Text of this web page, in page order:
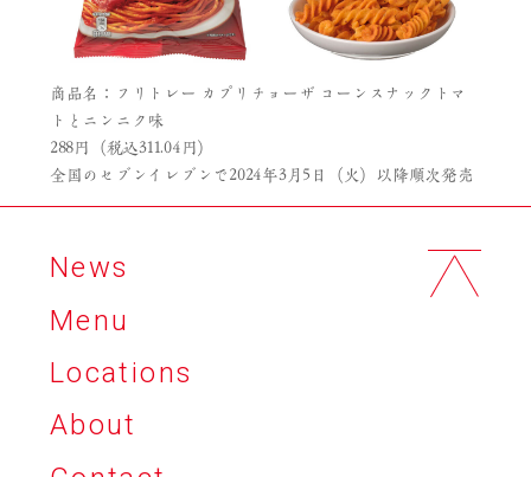
商品名：フリトレー カプリチョーザ コーンスナックトマ
トとニンニク味
288円（税込311.04円）
全国のセブンイレブンで2024年3月5日（火）以降順次発売
News
Menu
Locations
About